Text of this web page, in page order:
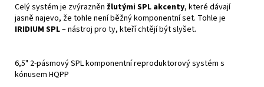
Celý systém je zvýrazněn žlutými SPL akcenty, které dávají
jasně najevo, že tohle není běžný komponentní set. Tohle je
IRIDIUM SPL– nástroj pro ty, kteří chtějí být slyšet.
6,5" 2-pásmový SPL komponentní reproduktorový systém s
kónusem HQPP